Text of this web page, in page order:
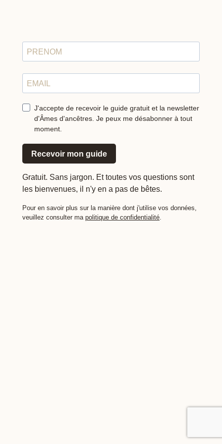
J'accepte de recevoir le guide gratuit et la newsletter
d'Âmes d'ancêtres. Je peux me désabonner à tout
moment.
Recevoir mon guide
Gratuit. Sans jargon. Et toutes vos questions sont
les bienvenues, il n'y en a pas de bêtes.
Pour en savoir plus sur la manière dont j'utilise vos données,
veuillez consulter ma politique de confidentialité.